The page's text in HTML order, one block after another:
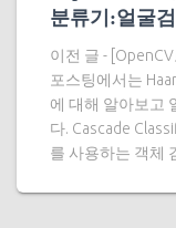
분류기:얼굴
이전 글 -
포스팅에서는
에 대해 알아보고
다. Cascade
를 사용하는 객체